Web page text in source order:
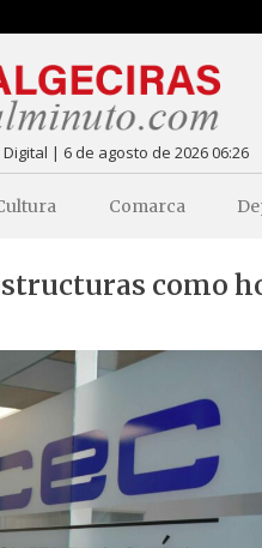
| 6 de agosto de 2026 06:26
Comarca
como